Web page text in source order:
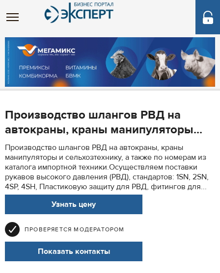
Производство шлангов РВД на
автокраны, краны манипуляторы...
Производство шлангов РВД на автокраны, краны
манипуляторы и сельхозтехнику, а также по номерам из
каталога импортной техники.Осуществляем поставки
рукавов высокого давления (РВД), стандартов: 1SN, 2SN,
4SP, 4SH, Пластиковую защиту для РВД, фитингов для...
Узнать цену
ПРОВЕРЯЕТСЯ МОДЕРАТОРОМ
Показать контакты